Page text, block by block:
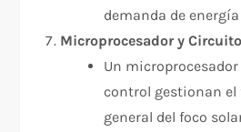
demanda de
Microprocesador y
Un
control gestionan
general del foco